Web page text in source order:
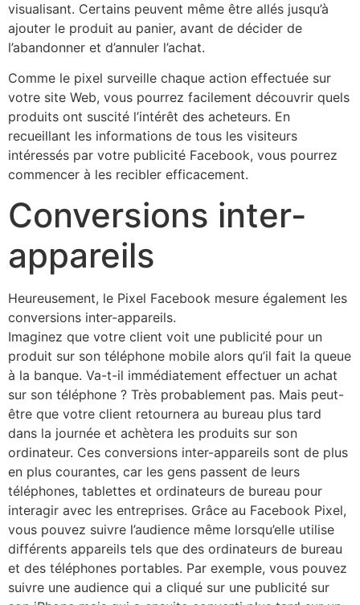
visualisant. Certains peuvent même être allés jusqu’à
ajouter le produit au panier, avant de décider de
l’abandonner et d’annuler l’achat.
Comme le pixel surveille chaque action effectuée sur
votre site Web, vous pourrez facilement découvrir quels
produits ont suscité l’intérêt des acheteurs. En
recueillant les informations de tous les visiteurs
intéressés par votre publicité Facebook, vous pourrez
commencer à les recibler efficacement.
Conversions inter-
appareils
​Heureusement, le Pixel Facebook mesure également les
conversions inter-appareils.
Imaginez que votre client voit une publicité pour un
produit sur son téléphone mobile alors qu’il fait la queue
à la banque. Va-t-il immédiatement effectuer un achat
sur son téléphone ? Très probablement pas. Mais peut-
être que votre client retournera au bureau plus tard
dans la journée et achètera les produits sur son
ordinateur. Ces conversions inter-appareils sont de plus
en plus courantes, car les gens passent de leurs
téléphones, tablettes et ordinateurs de bureau pour
interagir avec les entreprises. Grâce au Facebook Pixel,
vous pouvez suivre l’audience même lorsqu’elle utilise
différents appareils tels que des ordinateurs de bureau
et des téléphones portables. Par exemple, vous pouvez
suivre une audience qui a cliqué sur une publicité sur